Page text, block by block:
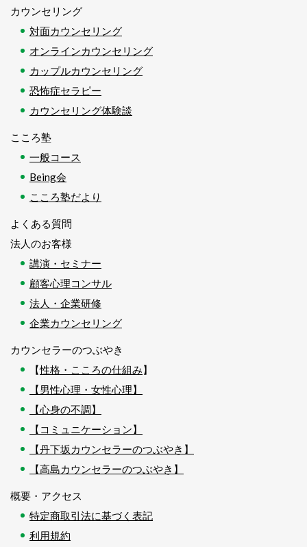
カウンセリング
対面カウンセリング
オンラインカウンセリング
カップルカウンセリング
恐怖症セラピー
カウンセリング体験談
こころ塾
一般コース
Being会
こころ塾だより
よくある質問
法人のお客様
講演・セミナー
顧客心理コンサル
法人・企業研修
企業カウンセリング
カウンセラーのつぶやき
【性格・こころの仕組み】
【男性心理・女性心理】
【心身の不調】
【コミュニケーション】
【丹下坂カウンセラーのつぶやき】
【高島カウンセラーのつぶやき】
概要・アクセス
特定商取引法に基づく表記
利用規約